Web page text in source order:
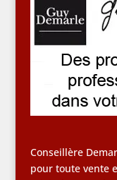
Conseillère
pour toute vente